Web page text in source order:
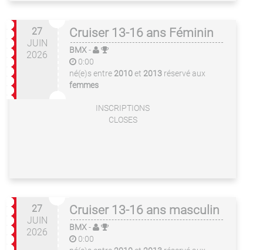
27
JUIN
2026
Cruiser 13-16 ans Féminin
BMX-
0:00
né(e)s entre 2010et 2013 réservé aux
femmes
INSCRIPTIONS
CLOSES
27
JUIN
2026
Cruiser 13-16 ans masculin
BMX-
0:00